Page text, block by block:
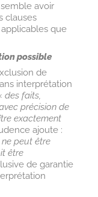
avoir
clauses
que
possible
de
interprétation
des faits,
précision de
exactement
ajoute :
peut être
être
de garantie